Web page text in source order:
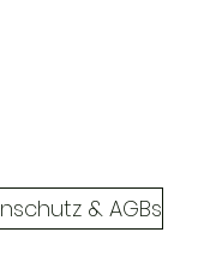
& AGBs